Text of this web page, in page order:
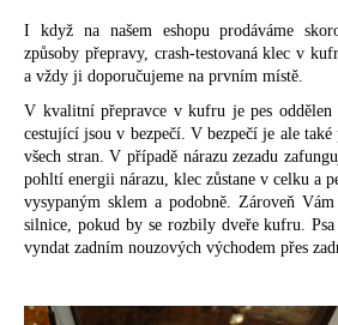
I když na našem eshopu prodáváme
způsoby přepravy, crash-testovaná klec v
a vždy ji doporučujeme na prvním místě.
V kvalitní přepravce v kufru je pes oddělen
cestující jsou v bezpečí. V bezpečí je ale také
všech stran. V případě nárazu zezadu
pohltí energii nárazu, klec zůstane v celku a
vysypaným sklem a podobně. Zároveň
silnice, pokud by se rozbily dveře kufru. Psa
vyndat zadním nouzových východem přes